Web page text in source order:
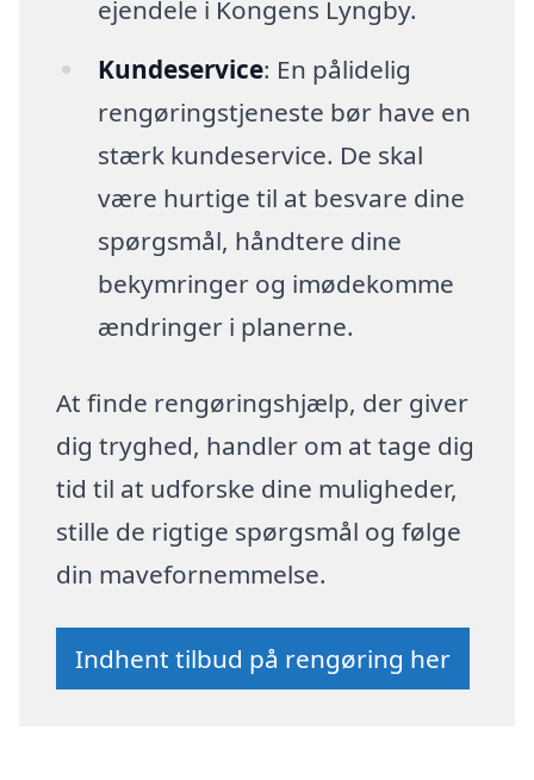
ejendele i Kongens Lyngby.
Kundeservice: En pålidelig
rengøringstjeneste bør have en
stærk kundeservice. De skal
være hurtige til at besvare dine
spørgsmål, håndtere dine
bekymringer og imødekomme
ændringer i planerne.
At finde rengøringshjælp, der giver
dig tryghed, handler om at tage dig
tid til at udforske dine muligheder,
stille de rigtige spørgsmål og følge
din mavefornemmelse.
Indhent tilbud på rengøring her